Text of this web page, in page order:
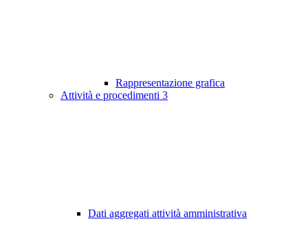
Rappresentazione grafica
Attività e procedimenti 3
Dati aggregati attività amministrativa